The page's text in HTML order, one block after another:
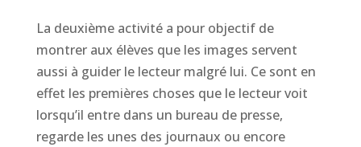
La deuxième activité a pour objectif de
montrer aux élèves que les images servent
aussi à guider le lecteur malgré lui. Ce sont en
effet les premières choses que le lecteur voit
lorsqu’il entre dans un bureau de presse,
regarde les unes des journaux ou encore